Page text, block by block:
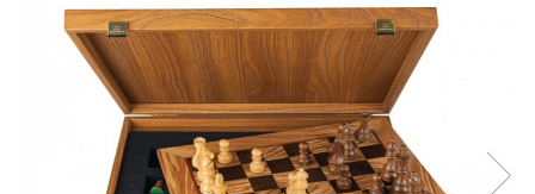
Bijuterii Copii
Bijuterii Mirese
Cele mai noi
Cele mai vandute